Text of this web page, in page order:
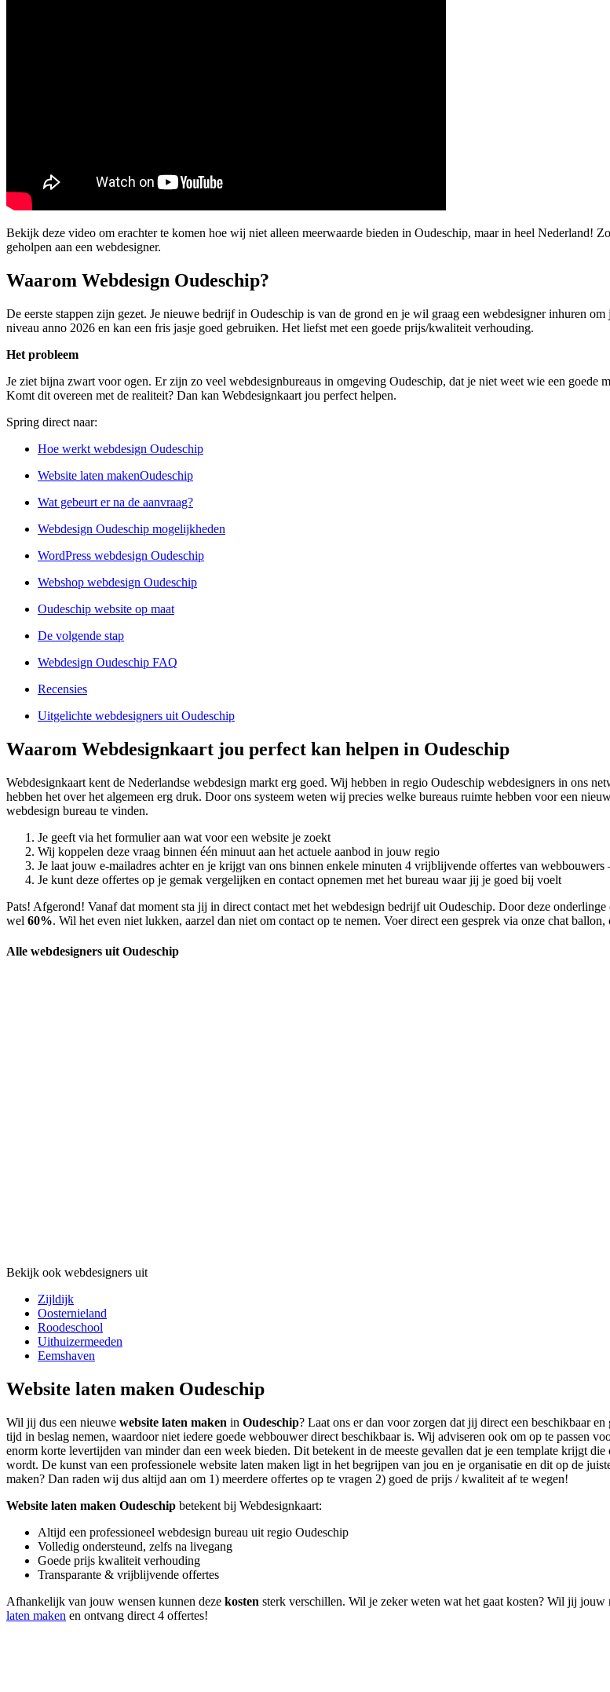
Bekijk deze video om erachter te komen hoe wij niet alleen meerwaarde bieden in Oudeschip, maar in heel
geholpen aan een webdesigner.
Waarom Webdesign Oudeschip?
De eerste stappen zijn gezet. Je nieuwe bedrijf in Oudeschip is van de grond en je wil graag een webdesigner inhuren
niveau anno 2026 en kan een fris jasje goed gebruiken. Het liefst met een goede prijs/kwaliteit verhouding.
Het probleem
Je ziet bijna zwart voor ogen. Er zijn zo veel webdesignbureaus in omgeving Oudeschip, dat je niet weet wie een goede
Komt dit overeen met de realiteit? Dan kan Webdesignkaart jou perfect helpen.
Spring direct naar:
Hoe werkt webdesign Oudeschip
Website laten makenOudeschip
Wat gebeurt er na de aanvraag?
Webdesign Oudeschip mogelijkheden
WordPress webdesign Oudeschip
Webshop webdesign Oudeschip
Oudeschip website op maat
De volgende stap
Webdesign Oudeschip FAQ
Recensies
Uitgelichte webdesigners uit Oudeschip
Waarom Webdesignkaart jou perfect kan helpen in Oudeschip
Webdesignkaart kent de Nederlandse webdesign markt erg goed. Wij hebben in regio Oudeschip webdesigners in ons
hebben het over het algemeen erg druk. Door ons systeem weten wij precies welke bureaus ruimte hebben voor een
webdesign bureau te vinden.
Je geeft via het formulier aan wat voor een website je zoekt
Wij koppelen deze vraag binnen één minuut aan het actuele aanbod in jouw regio
Je laat jouw e-mailadres achter en je krijgt van ons binnen enkele minuten 4 vrijblijvende offertes van
Je kunt deze offertes op je gemak vergelijken en contact opnemen met het bureau waar jij je goed bij voelt
Pats! Afgerond! Vanaf dat moment sta jij in direct contact met het webdesign bedrijf uit Oudeschip. Door deze
wel 60%. Wil het even niet lukken, aarzel dan niet om contact op te nemen. Voer direct een gesprek via onze chat
Alle webdesigners uit Oudeschip
Bekijk ook webdesigners uit
Zijldijk
Oosternieland
Roodeschool
Uithuizermeeden
Eemshaven
Website laten maken Oudeschip
Wil jij dus een nieuwe website laten maken in Oudeschip? Laat ons er dan voor zorgen dat jij direct een beschikbaar
tijd in beslag nemen, waardoor niet iedere goede webbouwer direct beschikbaar is. Wij adviseren ook om op te passen
enorm korte levertijden van minder dan een week bieden. Dit betekent in de meeste gevallen dat je een template krijgt
wordt. De kunst van een professionele website laten maken ligt in het begrijpen van jou en je organisatie en dit op de
maken? Dan raden wij dus altijd aan om 1) meerdere offertes op te vragen 2) goed de prijs / kwaliteit af te wegen!
Website laten maken Oudeschip betekent bij Webdesignkaart:
Altijd een professioneel webdesign bureau uit regio Oudeschip
Volledig ondersteund, zelfs na livegang
Goede prijs kwaliteit verhouding
Transparante & vrijblijvende offertes
Afhankelijk van jouw wensen kunnen deze kosten sterk verschillen. Wil je zeker weten wat het gaat kosten? Wil jij jouw
laten maken en ontvang direct 4 offertes!